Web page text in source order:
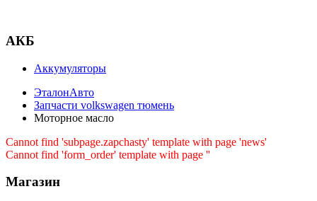
АКБ
Аккумуляторы
ЭталонАвто
Запчасти volkswagen тюмень
Моторное масло
Cannot find 'subpage.zapchasty' template with page 'news'
Cannot find 'form_order' template with page ''
Магазин